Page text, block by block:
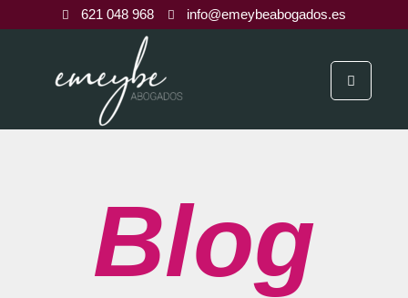
621 048 968 info@emeybeabogados.es
Blog